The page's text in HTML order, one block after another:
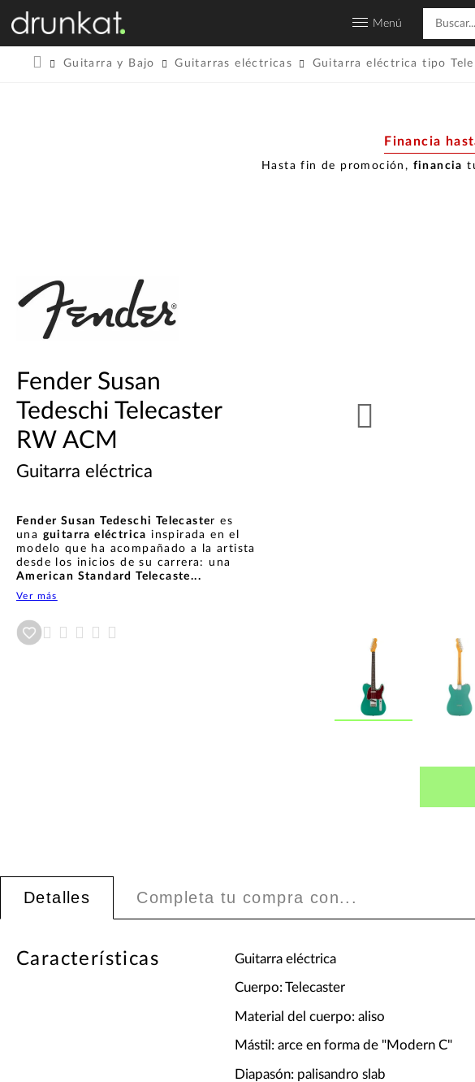
Menú
Guitarra y Bajo Guitarras eléctricas Guitarra eléctrica tipo Tele
Financia
Hasta fin de promoción, financia
Fender Susan
Tedeschi Telecaster
RW ACM
Guitarra eléctrica
Fender Susan Tedeschi Telecaster es
una guitarra eléctrica inspirada en el
modelo que ha acompañado a la artista
desde los inicios de su carrera: una
American Standard Telecaste...
Ver más
Añadir a wishlist
Detalles Completa tu compra con...
Características Guitarra eléctrica
Cuerpo: Telecaster
Material del cuerpo: aliso
Mástil: arce en forma de "Modern C"
Diapasón: palisandro slab